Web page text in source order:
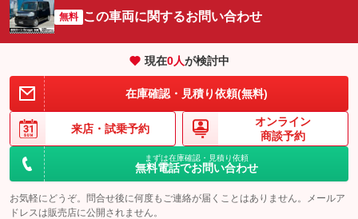
サイドカメラ
：装備なし ルーフレール
：装備なし
エアサスペンション ヘッドライトウォッシャー
無料 この車両に関するお問い合わせ
現在0人が検討中
在庫確認・見積り依頼(無料)
来店・ 試乗予約
オンライン
商談予約
まずは在庫確認・見積り依頼
無料電話でお問い合わせ
お気軽にどうぞ。問合せ後に何度もご連絡が届くことはありません。メールア
ドレスは販売店に公開されません。